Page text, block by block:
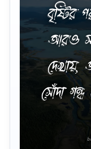
বৃষ্টির
আরও
দেখায়,
সোঁদা